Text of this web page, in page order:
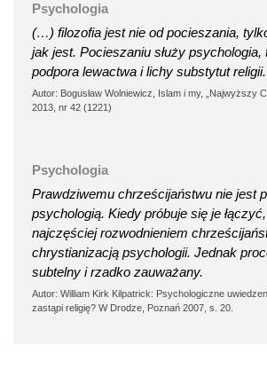
Psychologia
(…) filozofia jest nie od pocieszania,
jak jest. Pocieszaniu służy psychologia,
podpora lewactwa i lichy substytut religii.
Autor: Bogusław Wolniewicz, Islam i my, „Najwyższy
2013, nr 42 (1221)
Psychologia
Prawdziwemu chrześcijaństwu nie jest
psychologią. Kiedy próbuje się je
najczęściej rozwodnieniem
chrystianizacją psychologii. Jednak
subtelny i rzadko zauważany.
Autor: William Kirk Kilpatrick: Psychologiczne
zastąpi religię? W Drodze, Poznań 2007, s. 20.